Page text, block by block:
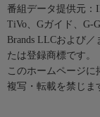
番組データ提供元：
TiVo、Gガイド、G-
Brands LLCおよび
たは登録商標です。
このホームページ
複写・転載を禁じま